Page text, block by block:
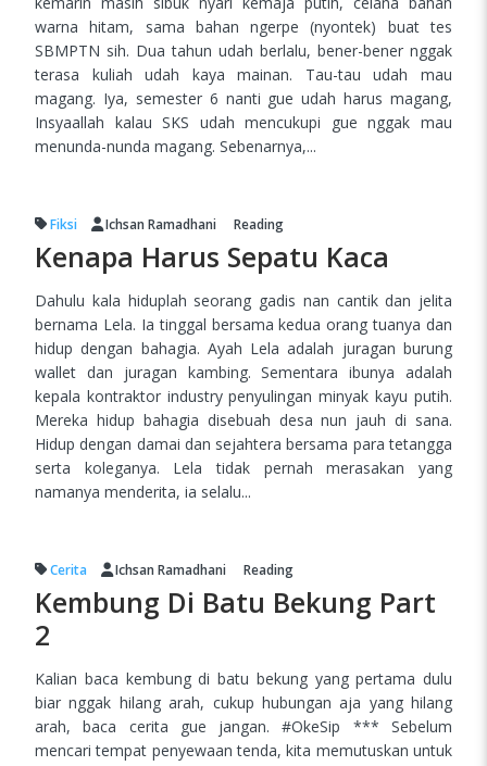
warna hitam, sama bahan ngerpe (nyontek) buat tes
SBMPTN sih. Dua tahun udah berlalu, bener-bener nggak
terasa kuliah udah kaya mainan. Tau-tau udah mau
magang. Iya, semester 6 nanti gue udah harus magang,
Insyaallah kalau SKS udah mencukupi gue nggak mau
menunda-nunda magang. Sebenarnya,...
Fiksi Ichsan Ramadhani Reading
Kenapa Harus Sepatu Kaca
Dahulu kala hiduplah seorang gadis nan cantik dan jelita
bernama Lela. Ia tinggal bersama kedua orang tuanya dan
hidup dengan bahagia. Ayah Lela adalah juragan burung
wallet dan juragan kambing. Sementara ibunya adalah
kepala kontraktor industry penyulingan minyak kayu putih.
Mereka hidup bahagia disebuah desa nun jauh di sana.
Hidup dengan damai dan sejahtera bersama para tetangga
serta koleganya. Lela tidak pernah merasakan yang
namanya menderita, ia selalu...
Cerita Ichsan Ramadhani Reading
Kembung Di Batu Bekung Part
2
Kalian baca kembung di batu bekung yang pertama dulu
biar nggak hilang arah, cukup hubungan aja yang hilang
arah, baca cerita gue jangan. #OkeSip *** Sebelum
mencari tempat penyewaan tenda, kita memutuskan untuk